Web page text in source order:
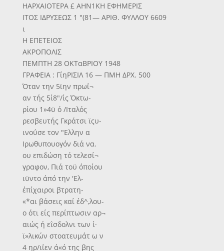
ΗΑΡΧΑΙΟΤΕΡΑ £ ΑΗΝ1ΚΗ ΕΦΗΜΕΡΙΣ
ΙΤΟΣ ΙΔΡΥΣΕΩΣ 1 "(81— ΑΡΙΘ. ΦΥΛΛΟΥ 6609
ι
Η ΕΠΕΤΕΙΟΣ
ΑΚΡΟΠΟΛΙΣ
ΠΕΜΠΤΗ 28 ΟΚΤαΒΡΙΟΥ 1948
ΓΡΑΦΕΙΑ : ΓΐηΡΙΣΙΛ 16 — ΠΜΗ ΔΡΧ. 500
Όταν την 5ϊην πρωΐ¬
αν τής 5ί8"/ίς Όκτω-
ρίου 1»4ϋ ό /Ιταλός
ρεσβευτής Γκράτσι ϊςυ-
ινοΰσε τον "Ελλην α
Ιρωθυπουογόν διά να.
ου επιδώση τό τελεσί¬
γραφον, Πιά τοϋ όποίου
ιϋντο άπό την 'Ελ-
έπίχαιροι βτρατη-
«*αι βάσεις καί έδ^,λου-
ο ότι είς περίπτωσιν αρ¬
αιώς ή εΐσδολνι των ί·
ϊ»λικών στοατευμάτ ω ν
4 ηρ/ιΐεν ά«ό της βης